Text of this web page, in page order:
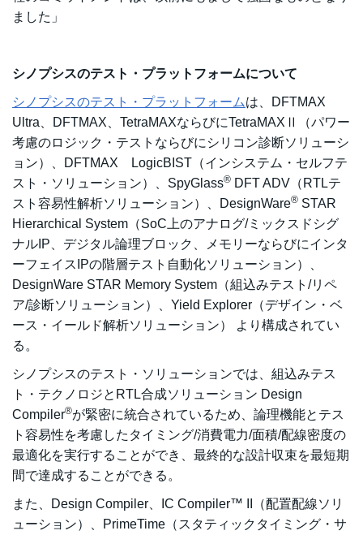
ました」
シノプシスのテスト・プラットフォームについて
シノプシスのテスト・プラットフォームは、DFTMAX
Ultra、DFTMAX、TetraMAXならびにTetraMAXⅡ（パワー
考慮のロジック・テストならびにシリコン診断ソリューシ
ョン）、DFTMAX LogicBIST（インシステム・セルフテ
スト・ソリューション）、SpyGlass® DFT ADV（RTLテ
スト容易性解析ソリューション）、DesignWare® STAR
Hierarchical System（SoC上のアナログ/ミックスドシグ
ナルIP、デジタル論理ブロック、メモリーならびにインタ
ーフェイスIPの階層テスト自動化ソリューション）、
DesignWare STAR Memory System（組込みテスト/リペ
ア/診断ソリューション）、Yield Explorer（デザイン・ベ
ース・イールド解析ソリューション） より構成されてい
る。
シノプシスのテスト・ソリューションでは、組込みテス
ト・テクノロジとRTL合成ソリューション Design
Compiler®が緊密に統合されているため、論理機能とテス
ト容易性を考慮したタイミング/消費電力/面積/配線密度の
最適化を実行することができ、最終的な設計収束を最短期
間で達成することができる。
また、Design Compiler、IC Compiler™ II（配置配線ソリ
ューション）、PrimeTime（スタティックタイミング・サ